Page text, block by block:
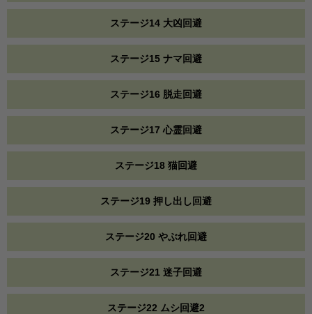
ステージ14 大凶回避
ステージ15 ナマ回避
ステージ16 脱走回避
ステージ17 心霊回避
ステージ18 猫回避
ステージ19 押し出し回避
ステージ20 やぶれ回避
ステージ21 迷子回避
ステージ22 ムシ回避2